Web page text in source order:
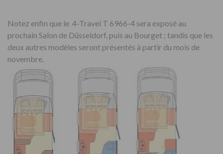
Notez enfin que le 4-Travel T 6966-4 sera exposé au
prochain Salon de Düsseldorf, puis au Bourget ; tandis que les
deux autres modèles seront présentés à partir du mois de
novembre.